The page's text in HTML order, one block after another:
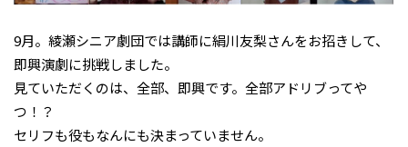
9月。綾瀬シニア劇団では講師に絹川友梨さんをお招きして、
即興演劇に挑戦しました。
見ていただくのは、全部、即興です。全部アドリブってや
つ！？
セリフも役もなんにも決まっていません。